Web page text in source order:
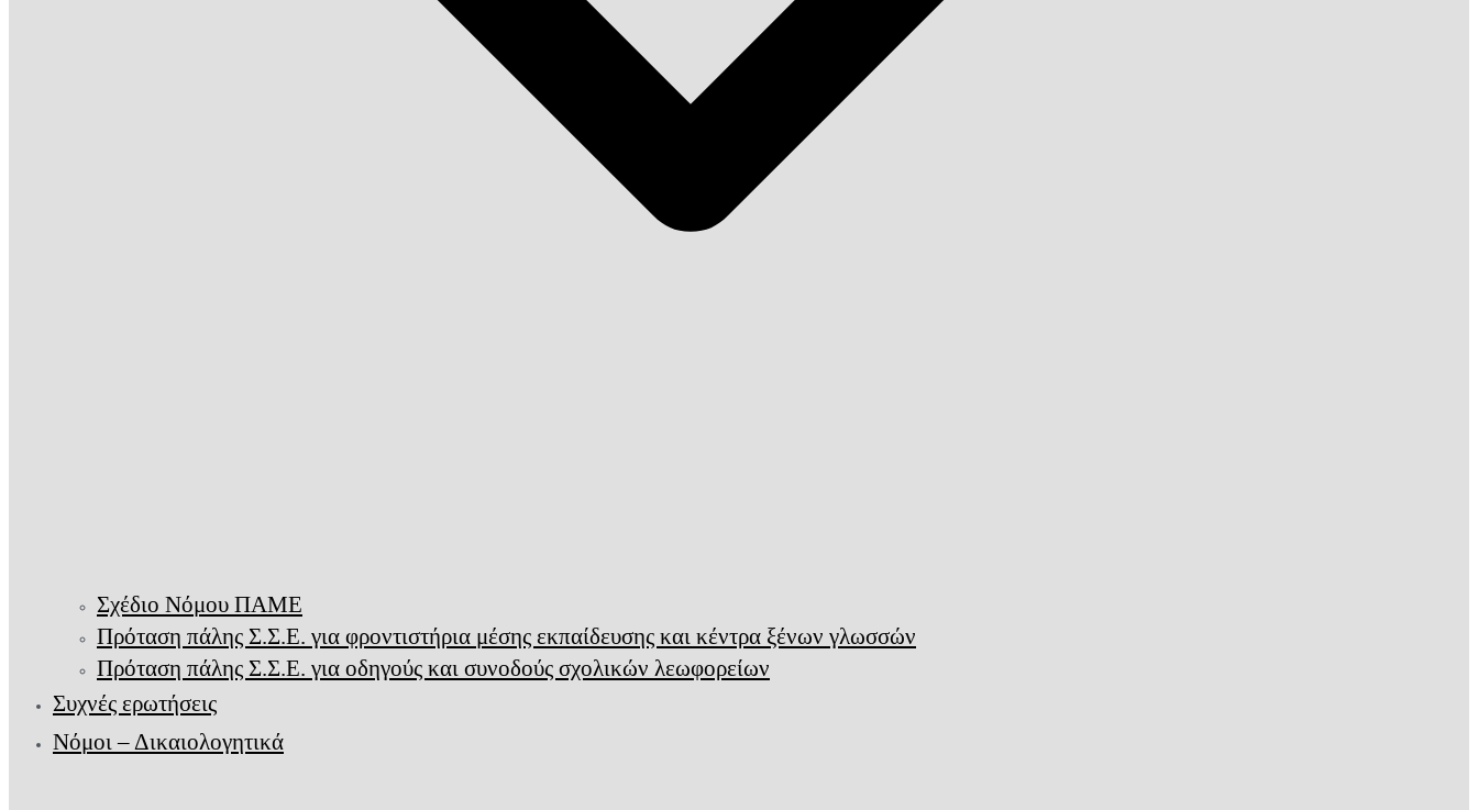
Σχέδιο Νόμου ΠΑΜΕ
Πρόταση πάλης Σ.Σ.Ε. για φροντιστήρια μέσης εκπαίδευσης και κέντρα ξένων γλωσσών
Πρόταση πάλης Σ.Σ.Ε. για οδηγούς και συνοδούς σχολικών λεωφορείων
Συχνές ερωτήσεις
Νόμοι – Δικαιολογητικά